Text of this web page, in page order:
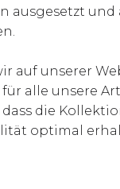
ausgesetzt
auf unserer
alle unsere
die
optimal